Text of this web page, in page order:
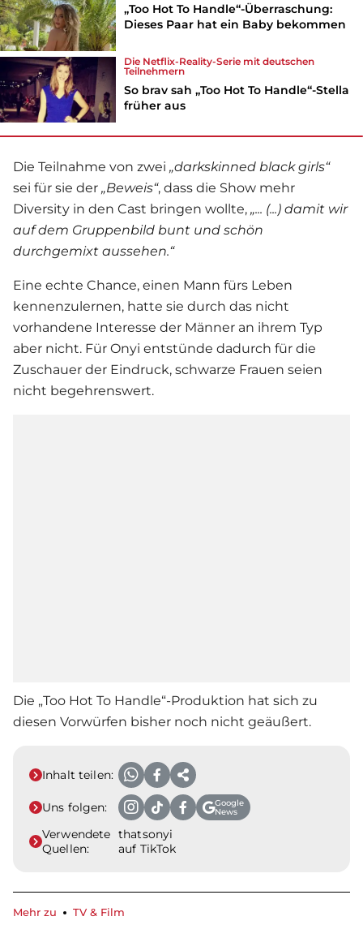
„Too Hot To Handle“-Überraschung:
Dieses Paar hat ein Baby bekommen
Die Netflix-Reality-Serie mit deutschen
Teilnehmern
So brav sah „Too Hot To Handle“-Stella
früher aus
Die Teilnahme von zwei „darkskinned black girls“
sei für sie der „Beweis“, dass die Show mehr
Diversity in den Cast bringen wollte, „... (...) damit wir
auf dem Gruppenbild bunt und schön
durchgemixt aussehen.“
Eine echte Chance, einen Mann fürs Leben
kennenzulernen, hatte sie durch das nicht
vorhandene Interesse der Männer an ihrem Typ
aber nicht. Für Onyi entstünde dadurch für die
Zuschauer der Eindruck, schwarze Frauen seien
nicht begehrenswert.
Die „Too Hot To Handle“-Produktion hat sich zu
diesen Vorwürfen bisher noch nicht geäußert.
Inhalt teilen:
Uns folgen:
Google
News
Verwendete
Quellen:
thatsonyi
auf TikTok
Mehr zu TV & Film